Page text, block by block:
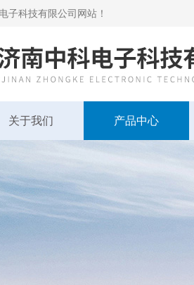
子科技有限公司网站！
关于我们 产品中心